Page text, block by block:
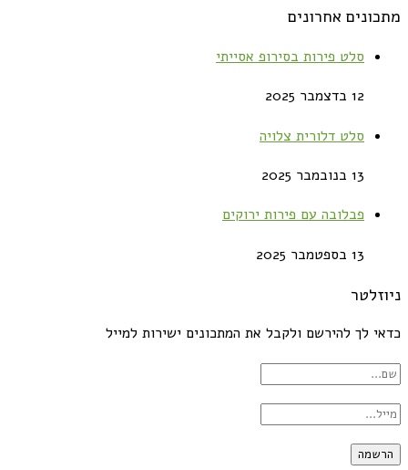
מתכונים אחרונים
סלט פירות בסירופ אסייתי
12 בדצמבר 2025
סלט דלורית צלויה
13 בנובמבר 2025
פבלובה עם פירות ירוקים
13 בספטמבר 2025
ניוזלטר
כדאי לך להירשם ולקבל את המתכונים ישירות למייל